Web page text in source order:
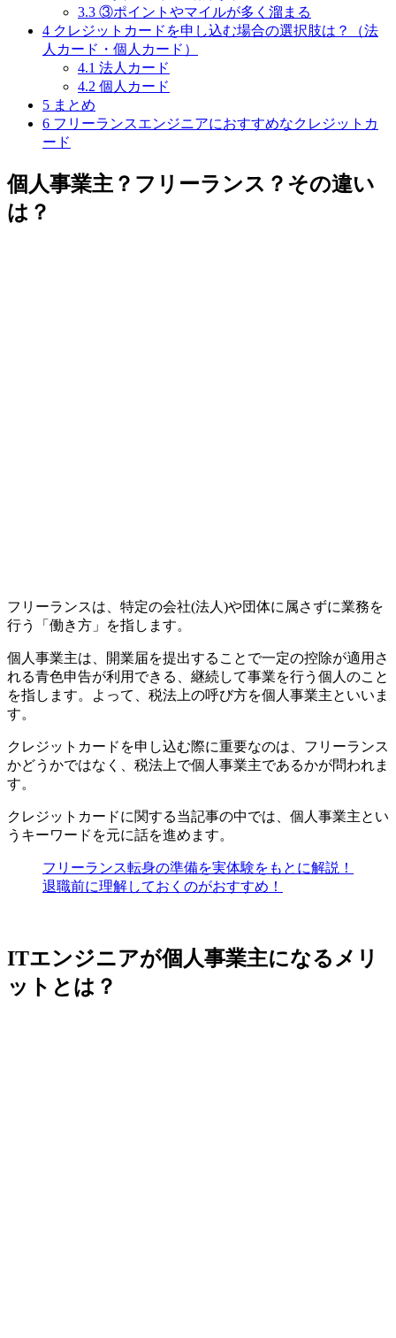
3.3 ③ポイントやマイルが多く溜まる
4 クレジットカードを申し込む場合の選択肢は？（法
人カード・個人カード）
4.1 法人カード
4.2 個人カード
5 まとめ
6 フリーランスエンジニアにおすすめなクレジットカ
ード
個人事業主？フリーランス？その違い
は？
フリーランスは、特定の会社(法人)や団体に属さずに業務を
行う「働き方」を指します。
個人事業主は、開業届を提出することで一定の控除が適用さ
れる青色申告が利用できる、継続して事業を行う個人のこと
を指します。よって、税法上の呼び方を個人事業主といいま
す。
クレジットカードを申し込む際に重要なのは、フリーランス
かどうかではなく、 税法上で個人事業主であるかが問われま
す。
クレジットカードに関する当記事の中では、個人事業主とい
うキーワードを元に話を進めます。
フリーランス転身の準備を実体験をもとに解説！
退職前に理解しておくのがおすすめ！
ITエンジニアが個人事業主になるメリ
ットとは？